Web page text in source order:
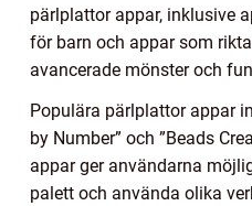
pärlplattor appar, inklusive
för barn och appar som
avancerade mönster och
Populära pärlplattor appar
by Number” och ”Beads
appar ger användarna
palett och använda olika